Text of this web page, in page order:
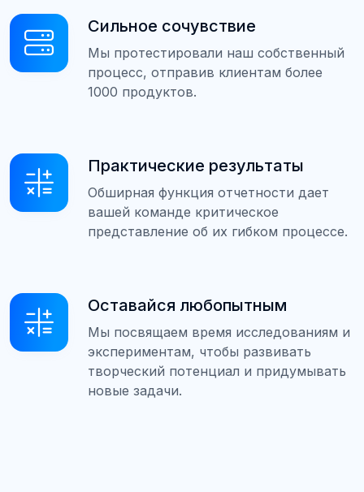
Сильное сочувствие
Мы протестировали наш собственный
процесс, отправив клиентам более
1000 продуктов.
Практические результаты
Обширная функция отчетности дает
вашей команде критическое
представление об их гибком процессе.
Оставайся любопытным
Мы посвящаем время исследованиям и
экспериментам, чтобы развивать
творческий потенциал и придумывать
новые задачи.